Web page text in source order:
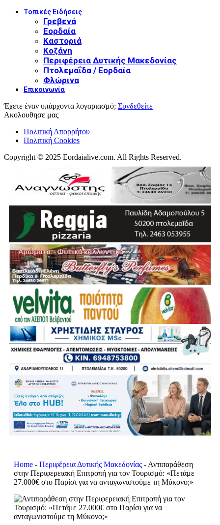
Τοπικές Ειδήσεις
Γρεβενά
Εορδαία
Καστοριά
Κοζάνη
Περιφέρεια Δυτικής Μακεδονίας
Πτολεμαΐδα / Εορδαία
Φλώρινα
Επικοινωνία
Έχετε έναν υπάρχοντα λογαριασμό; Συνδεθείτε
Ακολουθησε μας
Πολιτική Απορρήτου
Πολιτική Cookies
Copyright © 2025 Eordaialive.com. All Rights Reserved.
Home - Περιφέρεια Δυτικής Μακεδονίας - Αντιπαράθεση
στην Περιφερειακή Επιτροπή για τον Τουρισμό: «Πετάμε
27.000€ στο Παρίσι για να ανταγωνιστούμε τη Μύκονο;»